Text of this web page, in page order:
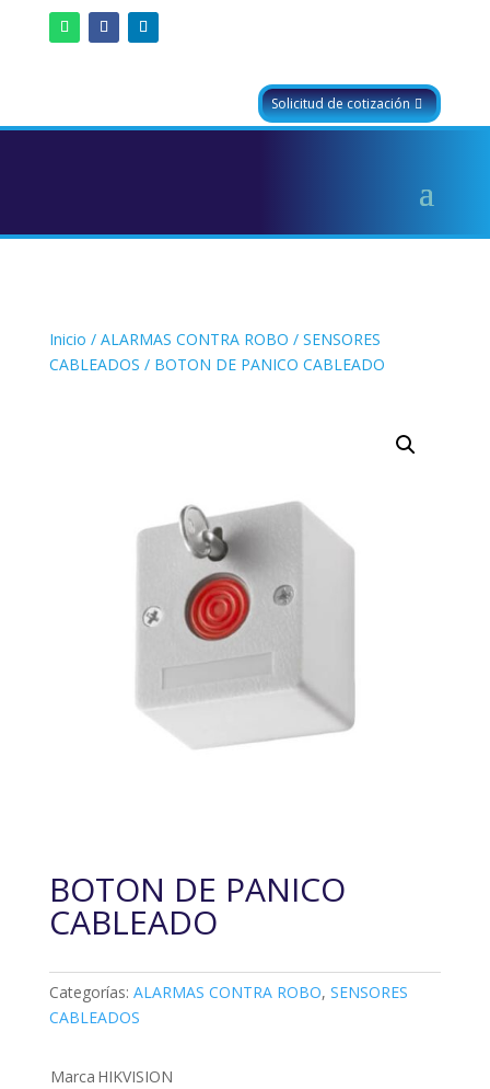
Solicitud de cotización
Inicio / ALARMAS CONTRA ROBO / SENSORES
CABLEADOS / BOTON DE PANICO CABLEADO
BOTON DE PANICO
CABLEADO
Categorías: ALARMAS CONTRA ROBO, SENSORES
CABLEADOS
Marca HIKVISION